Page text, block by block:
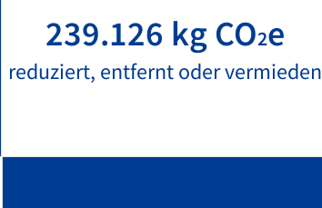
239.126 kg CO2e
reduziert, entfernt oder vermieden